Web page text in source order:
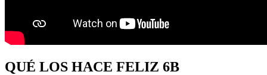
QUÉ LOS HACE FELIZ 6B